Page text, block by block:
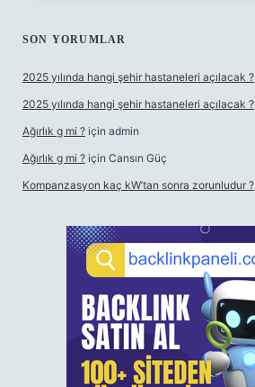
SON YORUMLAR
2025 yılında hangi şehir hastaneleri açılacak ?
2025 yılında hangi şehir hastaneleri açılacak ?
Ağırlık g mi ? için admin
Ağırlık g mi ? için Cansın Güç
Kompanzasyon kaç kW’tan sonra zorunludur ?